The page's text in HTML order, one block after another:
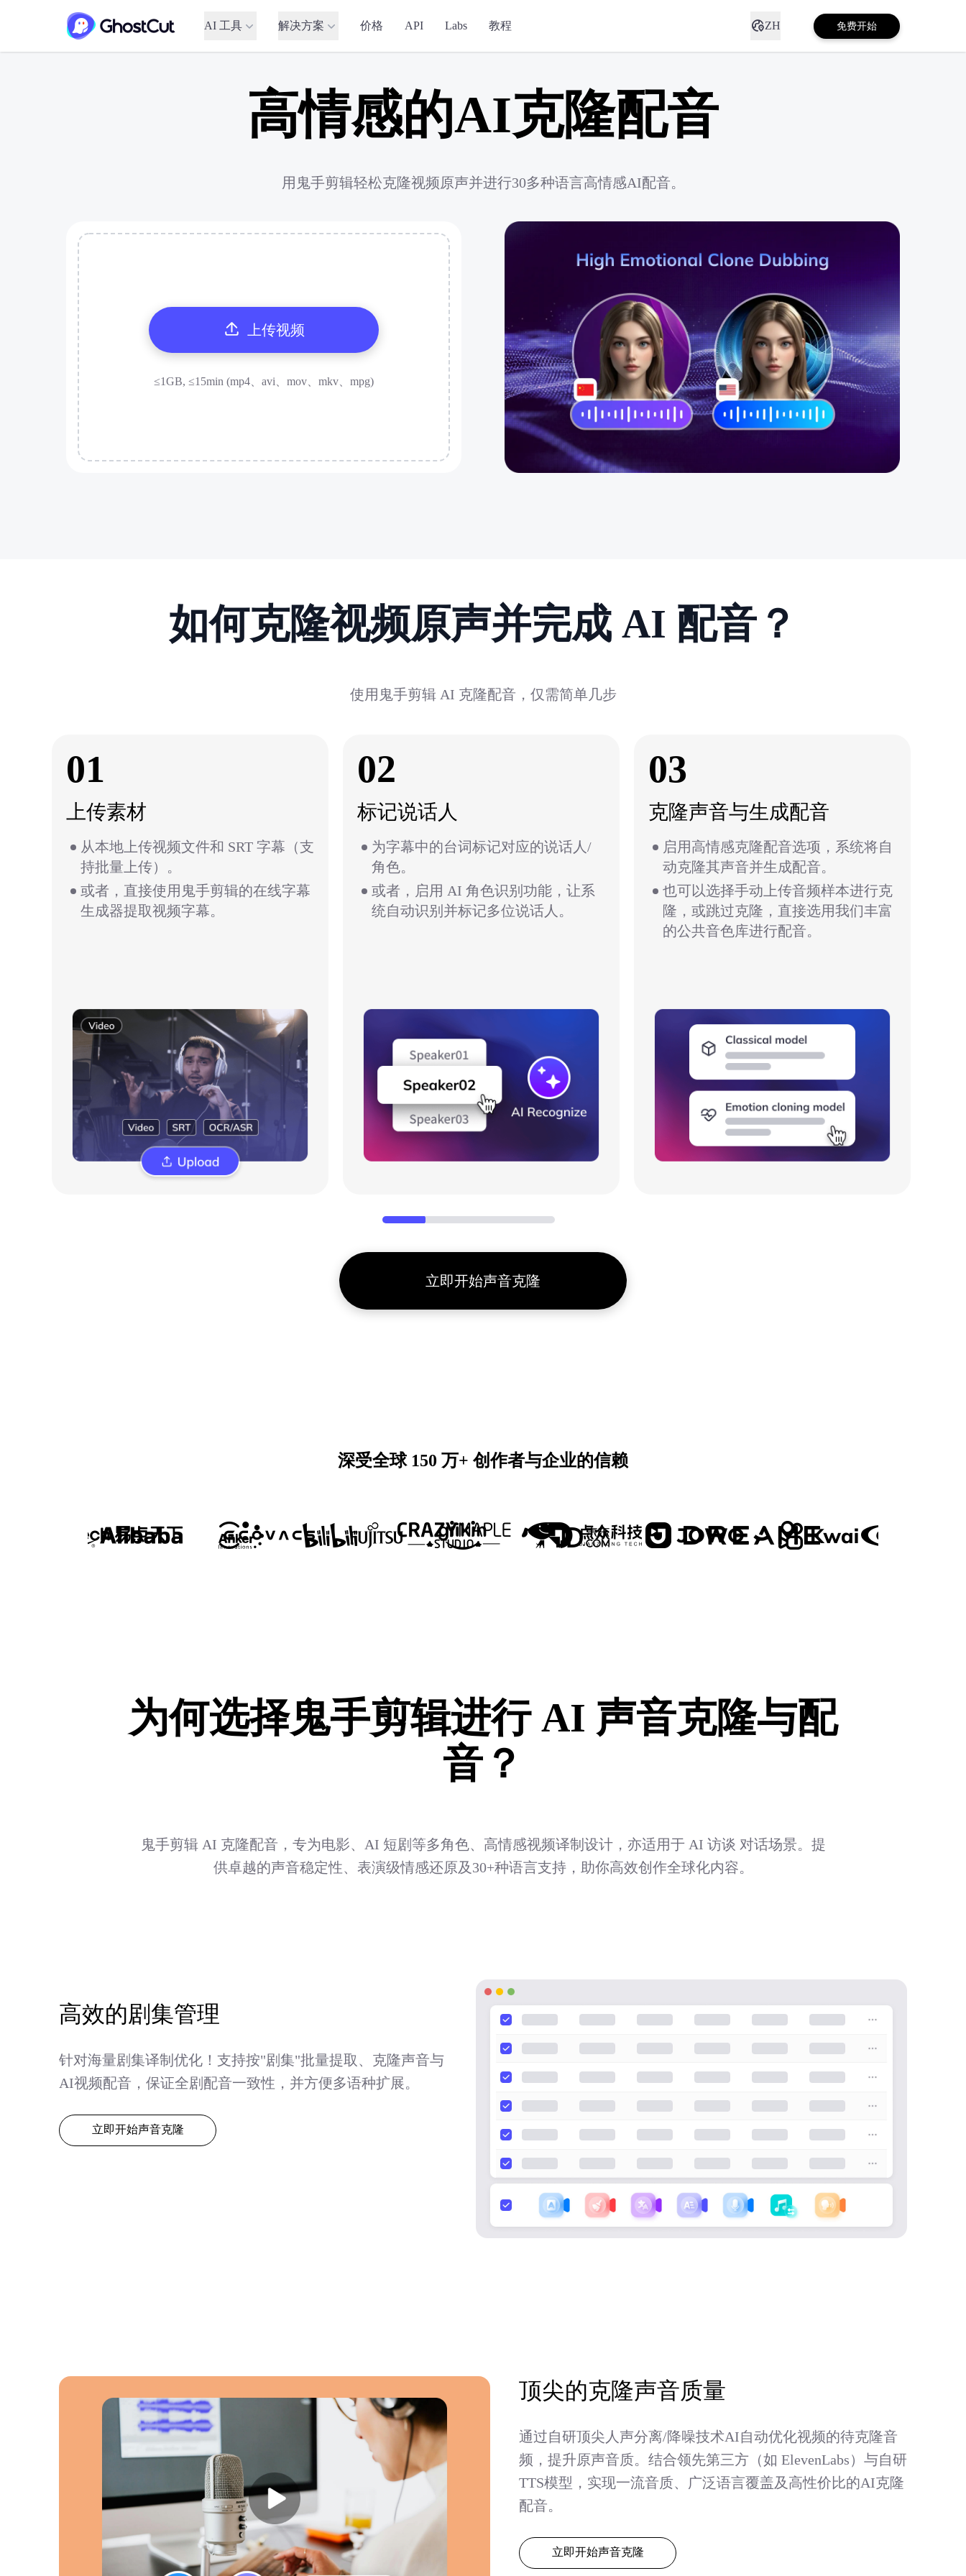
AI 工具 解决方案 价格 API Labs 教程 ZH 免费开始
高情感的AI克隆配音
用鬼手剪辑轻松克隆视频原声并进行30多种语言高情感AI配音。
上传视频
≤1GB, ≤15min (mp4、avi、mov、mkv、mpg)
如何克隆视频原声并完成 AI 配音？
使用鬼手剪辑 AI 克隆配音，仅需简单几步
01
上传素材
从本地上传视频文件和 SRT 字幕（支
持批量上传）。
或者，直接使用鬼手剪辑的在线字幕
生成器提取视频字幕。
02
标记说话人
为字幕中的台词标记对应的说话人/
角色。
或者，启用 AI 角色识别功能，让系
统自动识别并标记多位说话人。
03
克隆声音与生成配音
启用高情感克隆配音选项，系统将自
动克隆其声音并生成配音。
也可以选择手动上传音频样本进行克
隆，或跳过克隆，直接选用我们丰富
的公共音色库进行配音。
立即开始声音克隆
深受全球 150 万+ 创作者与企业的信赖
为何选择鬼手剪辑进行 AI 声音克隆与配
音？
鬼手剪辑 AI 克隆配音，专为电影、AI 短剧等多角色、高情感视频译制设计，亦适用于 AI 访谈 对话场景。提
供卓越的声音稳定性、表演级情感还原及30+种语言支持，助你高效创作全球化内容。
高效的剧集管理
针对海量剧集译制优化！支持按"剧集"批量提取、克隆声音与
AI视频配音，保证全剧配音一致性，并方便多语种扩展。
立即开始声音克隆
顶尖的克隆声音质量
通过自研顶尖人声分离/降噪技术AI自动优化视频的待克隆音
频，提升原声音质。结合领先第三方（如 ElevenLabs）与自研
TTS模型，实现一流音质、广泛语言覆盖及高性价比的AI克隆
配音。
立即开始声音克隆